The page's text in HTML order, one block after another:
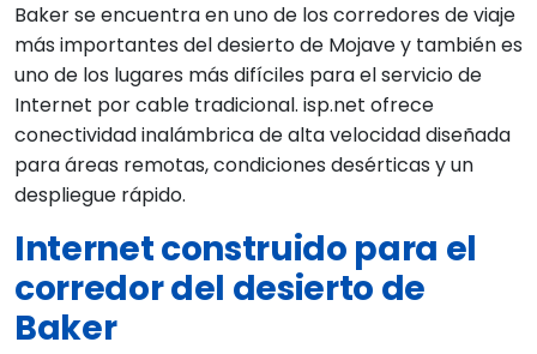
Baker se encuentra en uno de los corredores de viaje
más importantes del desierto de Mojave y también es
uno de los lugares más difíciles para el servicio de
Internet por cable tradicional. isp.net ofrece
conectividad inalámbrica de alta velocidad diseñada
para áreas remotas, condiciones desérticas y un
despliegue rápido.
Internet construido para el
corredor del desierto de
Baker